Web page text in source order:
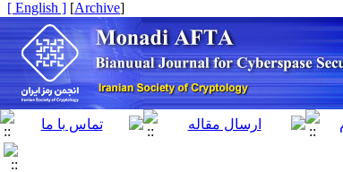
[
Archive
]
[ English ]